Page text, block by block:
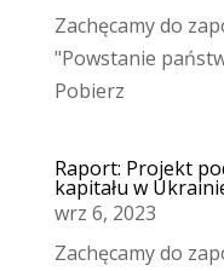
Zachęcamy do
"Powstanie
Pobierz
Raport: Projekt
kapitału w
wrz 6, 2023
Zachęcamy do